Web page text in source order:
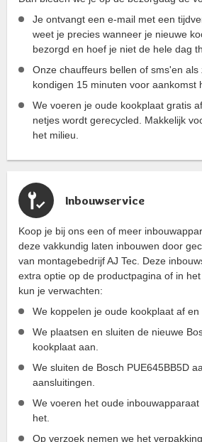
Je ontvangt een e-mail met een
weet je precies wanneer je nieuwe
bezorgd en hoef je niet de hele dag
Onze chauffeurs bellen of sms'en als
kondigen 15 minuten voor aankomst
We voeren je oude kookplaat gratis
netjes wordt gerecycled. Makkelijk
het milieu.
Inbouwservice
Koop je bij ons een of meer
deze vakkundig laten inbouwen door
van montagebedrijf AJ Tec. Deze
extra optie op de productpagina of in
kun je verwachten:
We koppelen je oude kookplaat af en
We plaatsen en sluiten de nieuwe
kookplaat aan.
We sluiten de Bosch PUE645BB5D
aansluitingen.
We voeren het oude
het.
Op verzoek nemen we het